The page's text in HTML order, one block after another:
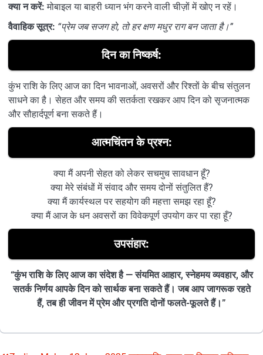
क्या न करें: मोबाइल या बाहरी ध्यान भंग करने वाली चीज़ों में खोए न रहें।
वैवाहिक सूत्र: “प्रेम जब सजग हो, तो हर क्षण मधुर राग बन जाता है।”
दिन का निष्कर्ष:
कुंभ राशि के लिए आज का दिन भावनाओं, अवसरों और रिश्तों के बीच संतुलन
साधने का है। सेहत और समय की सतर्कता रखकर आप दिन को सृजनात्मक
और सौहार्दपूर्ण बना सकते हैं।
आत्मचिंतन के प्रश्न:
क्या मैं अपनी सेहत को लेकर सचमुच सावधान हूँ?
क्या मेरे संबंधों में संवाद और समय दोनों संतुलित हैं?
क्या मैं कार्यस्थल पर सहयोग की महत्ता समझ रहा हूँ?
क्या मैं आज के धन अवसरों का विवेकपूर्ण उपयोग कर पा रहा हूँ?
उपसंहार:
“कुंभ राशि के लिए आज का संदेश है — संयमित आहार, स्नेहमय व्यवहार, और
सतर्क निर्णय आपके दिन को सार्थक बना सकते हैं। जब आप जागरूक रहते
हैं, तब ही जीवन में प्रेम और प्रगति दोनों फलते-फूलते हैं।”